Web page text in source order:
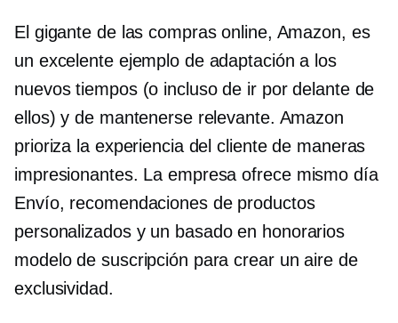
El gigante de las compras online, Amazon, es
un excelente ejemplo de adaptación a los
nuevos tiempos (o incluso de ir por delante de
ellos) y de mantenerse relevante. Amazon
prioriza la experiencia del cliente de maneras
impresionantes. La empresa ofrece mismo día
Envío, recomendaciones de productos
personalizados y un basado en honorarios
modelo de suscripción para crear un aire de
exclusividad.